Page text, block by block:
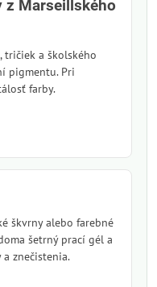
z Marseillského
tričiek a školského
pigmentu. Pri
farby.
škvrny alebo farebné
šetrný prací gél a
znečistenia.